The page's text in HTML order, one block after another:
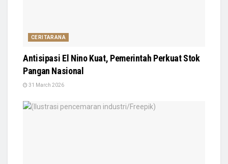
CERITARANA
Antisipasi El Nino Kuat, Pemerintah Perkuat Stok
Pangan Nasional
31 March 2026